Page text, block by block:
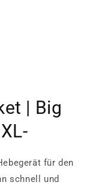
| Big
für den
schnell und